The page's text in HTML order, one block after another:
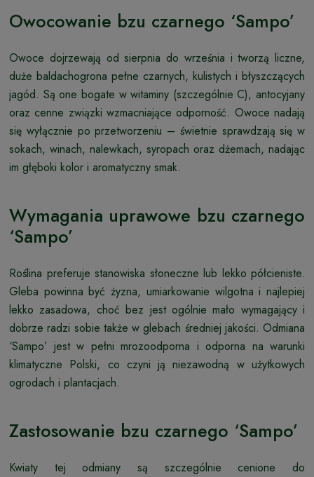
Owocowanie bzu czarnego ‘Sampo’
Owoce dojrzewają od sierpnia do września i tworzą liczne,
duże baldachogrona pełne czarnych, kulistych i błyszczących
jagód. Są one bogate w witaminy (szczególnie C), antocyjany
oraz cenne związki wzmacniające odporność. Owoce nadają
się wyłącznie po przetworzeniu – świetnie sprawdzają się w
sokach, winach, nalewkach, syropach oraz dżemach, nadając
im głęboki kolor i aromatyczny smak.
Wymagania uprawowe bzu czarnego
‘Sampo’
Roślina preferuje stanowiska słoneczne lub lekko półcieniste.
Gleba powinna być żyzna, umiarkowanie wilgotna i najlepiej
lekko zasadowa, choć bez jest ogólnie mało wymagający i
dobrze radzi sobie także w glebach średniej jakości. Odmiana
‘Sampo’ jest w pełni mrozoodporna i odporna na warunki
klimatyczne Polski, co czyni ją niezawodną w użytkowych
ogrodach i plantacjach.
Zastosowanie bzu czarnego ‘Sampo’
Kwiaty tej odmiany są szczególnie cenione do